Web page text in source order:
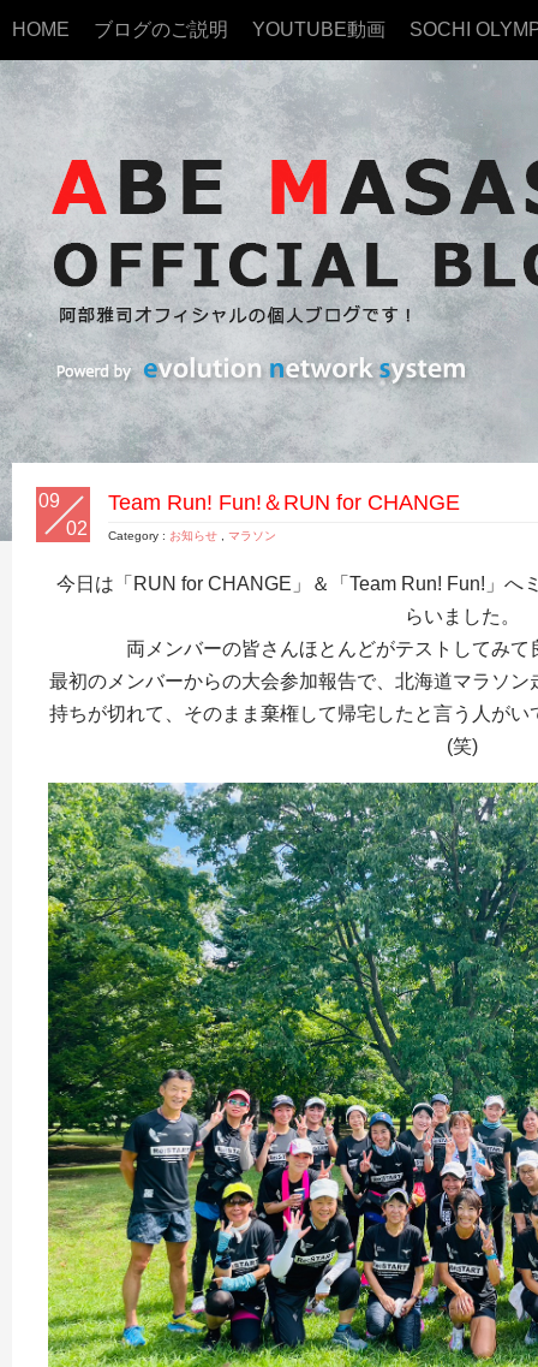
HOME ブログのご説明 YOUTUBE動画 SOCHI
09
02
Team Run! Fun!＆RUN for CHANGE
Category : お知らせ マラソン
今日は「RUN for CHANGE」＆「Team Run! Fun!」へ
らいました。
両メンバーの皆さんほとんどがテストしてみ
最初のメンバーからの大会参加報告で、北海道マラソ
持ちが切れて、そのまま棄権して帰宅したと言う人が
(笑)